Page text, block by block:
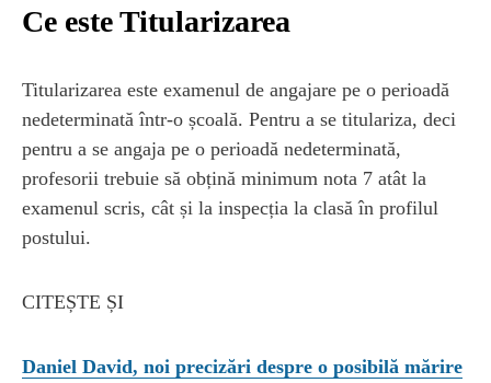
Ce este Titularizarea
Titularizarea este examenul de angajare pe o perioadă
nedeterminată într-o școală. Pentru a se titulariza, deci
pentru a se angaja pe o perioadă nedeterminată,
profesorii trebuie să obțină minimum nota 7 atât la
examenul scris, cât și la inspecția la clasă în profilul
postului.
CITEȘTE ȘI
Daniel David, noi precizări despre o posibilă mărire